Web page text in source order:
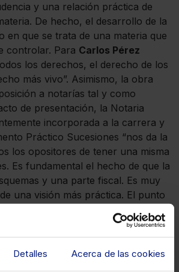
Detalles Acerca de las cookies
y una relación práctica de
De hecho, el desarrollo de la
en que se trata de una materia que
controlar. Para Carlos Pérez
los derechos, el derecho de los
más vivo”. Asimismo, la obra
a notarías tal y como
de presentación, la Notaria
incorporada a la carrera y
Práctico Sucesiones “nos da la
los opositores de tener una misma
Es fundamental el hecho de que la
y una parte fiscal. Es muy
una visión más práctica. El punto
profundiza en cada uno de los
puede estar sujeta esta figura”.